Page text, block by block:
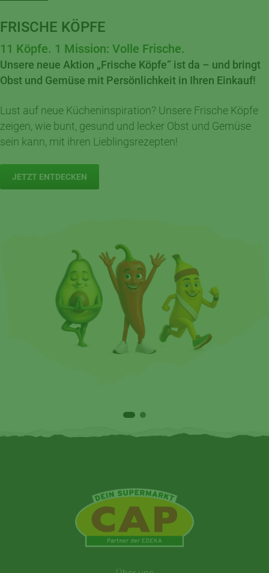
FRISCHE KÖPFE
11 Köpfe. 1 Mission: Volle Frische.
Unsere neue Aktion „Frische Köpfe“ ist da – und bringt
Obst und Gemüse mit Persönlichkeit in Ihren Einkauf!
Lust auf neue Kücheninspiration? Unsere Frische Köpfe
zeigen, wie bunt, gesund und lecker Obst und Gemüse
sein kann, mit ihren Lieblingsrezepten!
JETZT ENTDECKEN